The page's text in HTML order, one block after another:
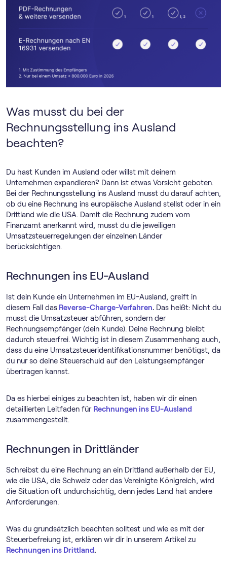
Was musst du bei der
Rechnungsstellung ins Ausland
beachten?
Du hast Kunden im Ausland oder willst mit deinem
Unternehmen expandieren? Dann ist etwas Vorsicht geboten.
Bei der Rechnungsstellung ins Ausland musst du darauf achten,
ob du eine Rechnung ins europäische Ausland stellst oder in ein
Drittland wie die USA. Damit die Rechnung zudem vom
Finanzamt anerkannt wird, musst du die jeweiligen
Umsatzsteuerregelungen der einzelnen Länder
berücksichtigen.
Rechnungen ins EU-Ausland
Ist dein Kunde ein Unternehmen im EU-Ausland, greift in
diesem Fall das Reverse-Charge-Verfahren. Das heißt: Nicht du
musst die Umsatzsteuer abführen, sondern der
Rechnungsempfänger (dein Kunde). Deine Rechnung bleibt
dadurch steuerfrei. Wichtig ist in diesem Zusammenhang auch,
dass du eine Umsatzsteueridentifikationsnummer benötigst, da
du nur so deine Steuerschuld auf den Leistungsempfänger
übertragen kannst.
Da es hierbei einiges zu beachten ist, haben wir dir einen
detaillierten Leitfaden für Rechnungen ins EU-Ausland
zusammengestellt.
Rechnungen in Drittländer
Schreibst du eine Rechnung an ein Drittland außerhalb der EU,
wie die USA, die Schweiz oder das Vereinigte Königreich, wird
die Situation oft undurchsichtig, denn jedes Land hat andere
Anforderungen.
Was du grundsätzlich beachten solltest und wie es mit der
Steuerbefreiung ist, erklären wir dir in unserem Artikel zu
Rechnungen ins Drittland.